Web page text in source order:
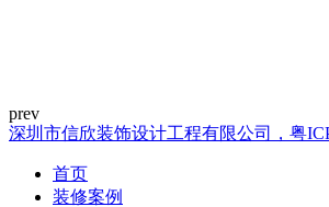
深圳市信欣装饰设计工程有限公司，粤
首页
装修案例